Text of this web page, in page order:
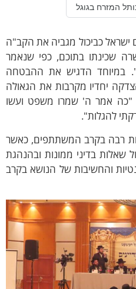
המזרח בגוגל
כביכול מגביה את הקב"ה
בתוכם, כפי שנאמר
הדגיש את ההבטחה
יחדיו מקרבות את הגאולה
אמר ה' שמרו משפט ועשו
להגלות".
רבה בקרב המשתתפים, כאשר
בדיני ממונות ובהנהגת
והחשיבות של הנושא בקרב